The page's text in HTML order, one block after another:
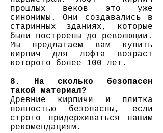
прошлых веков это уже
синонимы. Они создавались в
старинных зданиях, которые
были построены до революции.
Мы предлагаем вам купить
кирпич для лофта возраст
которого более 100 лет.
8. На сколько безопасен
такой материал?
Древние кирпичи и плитка
полностью безопасны, если
строго придерживаться нашим
рекомендациям.